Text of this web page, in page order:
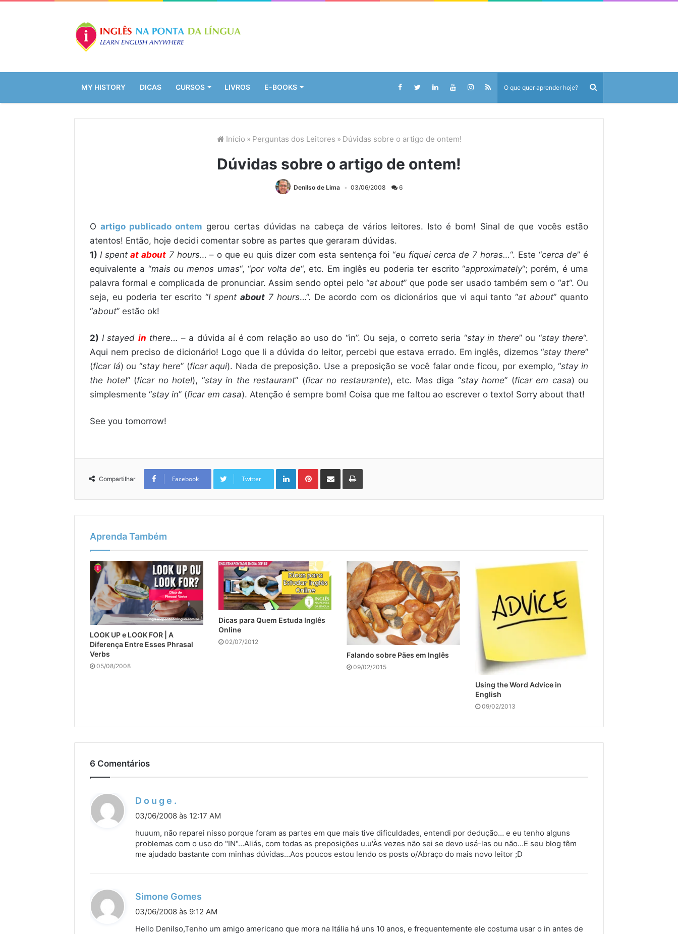
MY HISTORY DICAS CURSOS LIVROS E-BOOKS
Início » Perguntas dos Leitores » Dúvidas sobre o artigo de ontem!
Dúvidas sobre o artigo de ontem!
Denilso de Lima 03/06/2008 6
Oartigo publicado ontem gerou certas dúvidas na cabeça de vários leitores. Isto é bom! Sinal de que vocês estão
atentos! Então, hoje decidi comentar sobre as partes que geraram dúvidas.
1) I spentat about 7 hours… – o que eu quis dizer com esta sentença foi “eu fiquei cerca de 7 horas…“. Este “cerca de” é
equivalente a “mais ou menos umas“, “por volta de“, etc. Em inglês eu poderia ter escrito “approximately“; porém, é uma
palavra formal e complicada de pronunciar. Assim sendo optei pelo “at about” que pode ser usado também sem o “at“. Ou
seja, eu poderia ter escrito “I spentabout 7 hours…”. De acordo com os dicionários que vi aqui tanto “at about” quanto
“about” estão ok!
2) I stayed in there… – a dúvida aí é com relação ao uso do “in”. Ou seja, o correto seria “stay in there” ou “stay there“.
Aqui nem preciso de dicionário! Logo que li a dúvida do leitor, percebi que estava errado. Em inglês, dizemos “stay there”
(ficar lá) ou “stay here” (ficar aqui). Nada de preposição. Use a preposição se você falar onde ficou, por exemplo, “stay in
the hotel” (ficar no hotel), “stay in the restaurant” (ficar no restaurante), etc. Mas diga “stay home” (ficar em casa) ou
simplesmente “stay in” (ficar em casa). Atenção é sempre bom! Coisa que me faltou ao escrever o texto! Sorry about that!
See you tomorrow!
Compartilhar Facebook Twitter
LinkedinPinterest
Compartilhar via e-mail Imprimir
Aprenda Também
LOOK UP e LOOK FOR | A
Diferença Entre Esses Phrasal
Verbs
05/08/2008
Dicas para Quem Estuda Inglês
Online
02/07/2012
Falando sobre Pães em Inglês
09/02/2015
Using the Word Advice in
English
09/02/2013
6 Comentários
D o u g e .
s
e
03/06/2008 às 12:17 AM
huuum, não reparei nisso porque foram as partes em que mais tive dificuldades, entendi por dedução… e eu tenho alguns
problemas com o uso do "IN"…Aliás, com todas as preposições u.u'Às vezes não sei se devo usá-las ou não…E seu blog têm
me ajudado bastante com minhas dúvidas…Aos poucos estou lendo os posts o/Abraço do mais novo leitor ;D
Simone Gomes
i
03/06/2008 às 9:12 AM
Hello Denilso,Tenho um amigo americano que mora na Itália há uns 10 anos, e frequentemente ele costuma usar o in antes de